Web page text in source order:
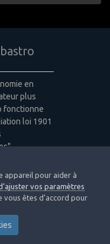
en
plus
fonctionne
loi 1901
Atzeni,
by CC 3.0
JPL-
appareil pour aider à
vos paramètres
vous êtes d’accord pour